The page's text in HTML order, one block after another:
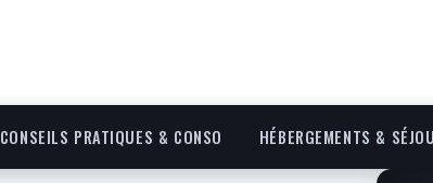
CONSEILS PRATIQUES & CONSO HÉBERGEMENTS &